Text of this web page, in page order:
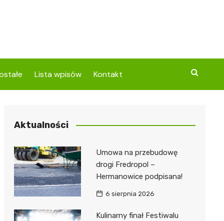
Lista wpisów Kontakt
Aktualności
Umowa na przebudowę
drogi Fredropol –
Hermanowice podpisana!
6 sierpnia 2026
Kulinarny finał Festiwalu